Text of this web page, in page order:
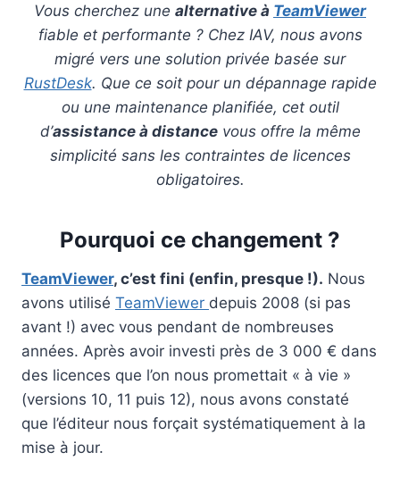
Vous cherchez une alternative à TeamViewer
fiable et performante ? Chez IAV, nous avons
migré vers une solution privée basée sur
RustDesk. Que ce soit pour un dépannage rapide
ou une maintenance planifiée, cet outil
d’assistance à distancevous offre la même
simplicité sans les contraintes de licences
obligatoires.
Pourquoi ce changement ?
TeamViewer, c’est fini (enfin, presque !). Nous
avons utilisé TeamViewer depuis 2008 (si pas
avant !) avec vous pendant de nombreuses
années. Après avoir investi près de 3 000 € dans
des licences que l’on nous promettait « à vie »
(versions 10, 11 puis 12), nous avons constaté
que l’éditeur nous forçait systématiquement à la
mise à jour.